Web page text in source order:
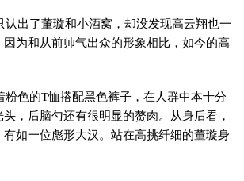
认出了董璇和小酒窝，却没发现高云翔也一
为和从前帅气出众的形象相比，如今的高
粉色的T恤搭配黑色裤子，在人群中本十分
，后脑勺还有很明显的赘肉。从身后看，
如一位彪形大汉。站在高挑纤细的董璇身